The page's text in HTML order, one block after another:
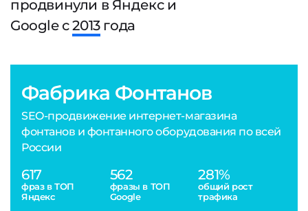
продвинули в Яндекс и
Google с2013года
Фабрика Фонтанов
SEO-продвижение интернет-магазина
фонтанов и фонтанного оборудования по всей
России
617
фраз в ТОП
Яндекс
562
фразы в ТОП
Google
281%
общий рост
трафика